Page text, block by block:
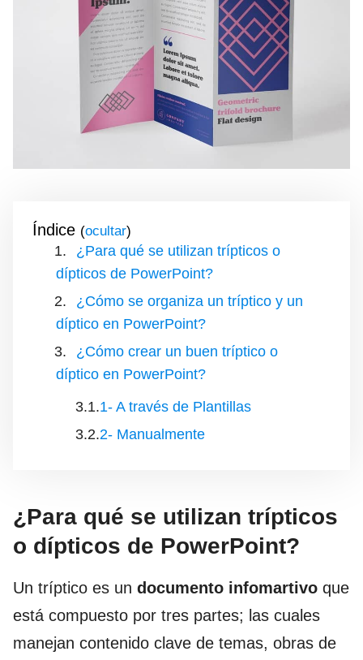
Índice ( )
¿Para qué se utilizan trípticos o
dípticos de PowerPoint?
¿Cómo se organiza un tríptico y un
díptico en PowerPoint?
¿Cómo crear un buen tríptico o
díptico en PowerPoint?
1- A través de Plantillas
2- Manualmente
¿Para qué se utilizan trípticos
o dípticos de PowerPoint?
Un tríptico es un documento infomartivo que
está compuesto por tres partes; las cuales
manejan contenido clave de temas, obras de